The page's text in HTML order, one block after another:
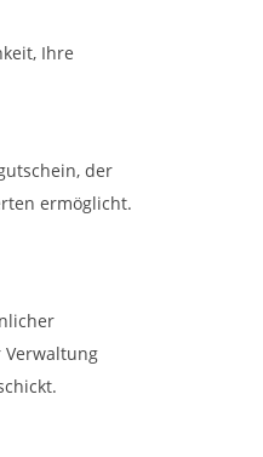
Ihre
der
ermöglicht.